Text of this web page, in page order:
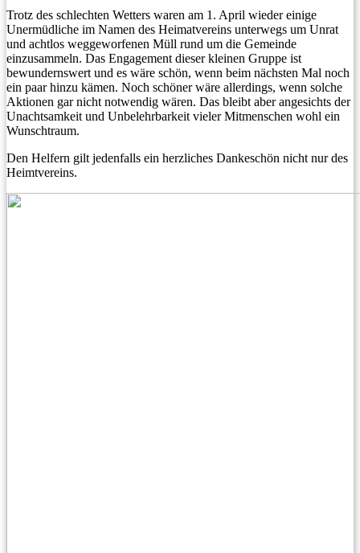
Trotz des schlechten Wetters waren am 1. April wieder einige
Unermüdliche im Namen des Heimatvereins unterwegs um Unrat
und achtlos weggeworfenen Müll rund um die Gemeinde
einzusammeln. Das Engagement dieser kleinen Gruppe ist
bewundernswert und es wäre schön, wenn beim nächsten Mal noch
ein paar hinzu kämen. Noch schöner wäre allerdings, wenn solche
Aktionen gar nicht notwendig wären. Das bleibt aber angesichts der
Unachtsamkeit und Unbelehrbarkeit vieler Mitmenschen wohl ein
Wunschtraum.
Den Helfern gilt jedenfalls ein herzliches Dankeschön nicht nur des
Heimtvereins.